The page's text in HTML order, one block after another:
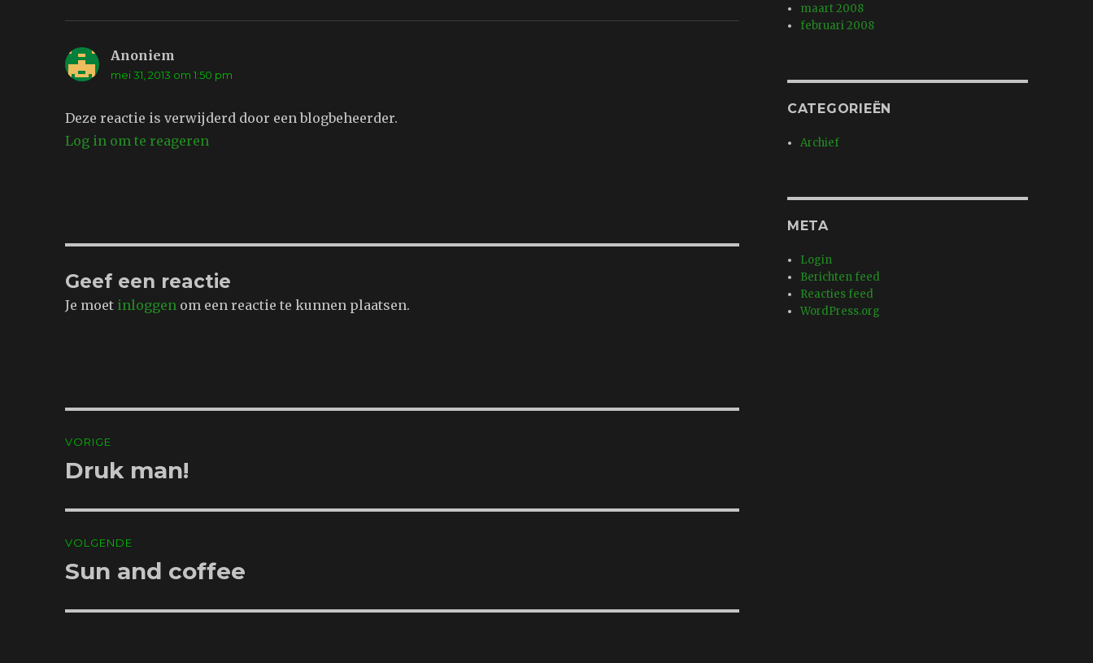
Anoniem
mei 31, 2013 om 1:50 pm
Deze reactie is verwijderd door een blogbeheerder.
Log in om te reageren
Geef een reactie
Je moet inloggen om een reactie te kunnen plaatsen.
navigatie
VORIGE
Vorig
Druk man!
VOLGENDE
Volgend
Sun and coffee
maart 2008
februari 2008
CATEGORIEËN
Archief
META
Login
Berichten feed
Reacties feed
WordPress.org